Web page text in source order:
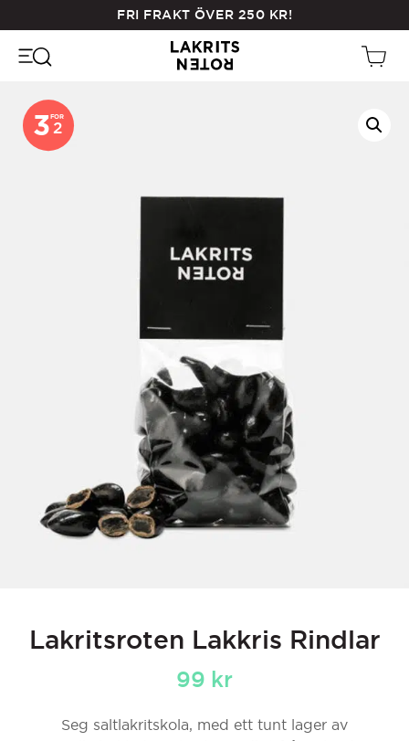
main
FRI FRAKT ÖVER 250 KR!
3FOR
2
Lakritsroten Lakkris Rindlar
99 kr
Seg saltlakritskola, med ett tunt lager av